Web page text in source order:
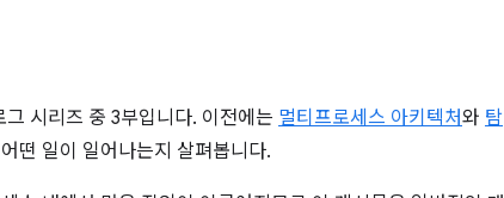
시리즈 중 3부입니다. 이전에는 멀티프로세스 아키텍처와 탐
떤 일이 일어나는지 살펴봅니다.